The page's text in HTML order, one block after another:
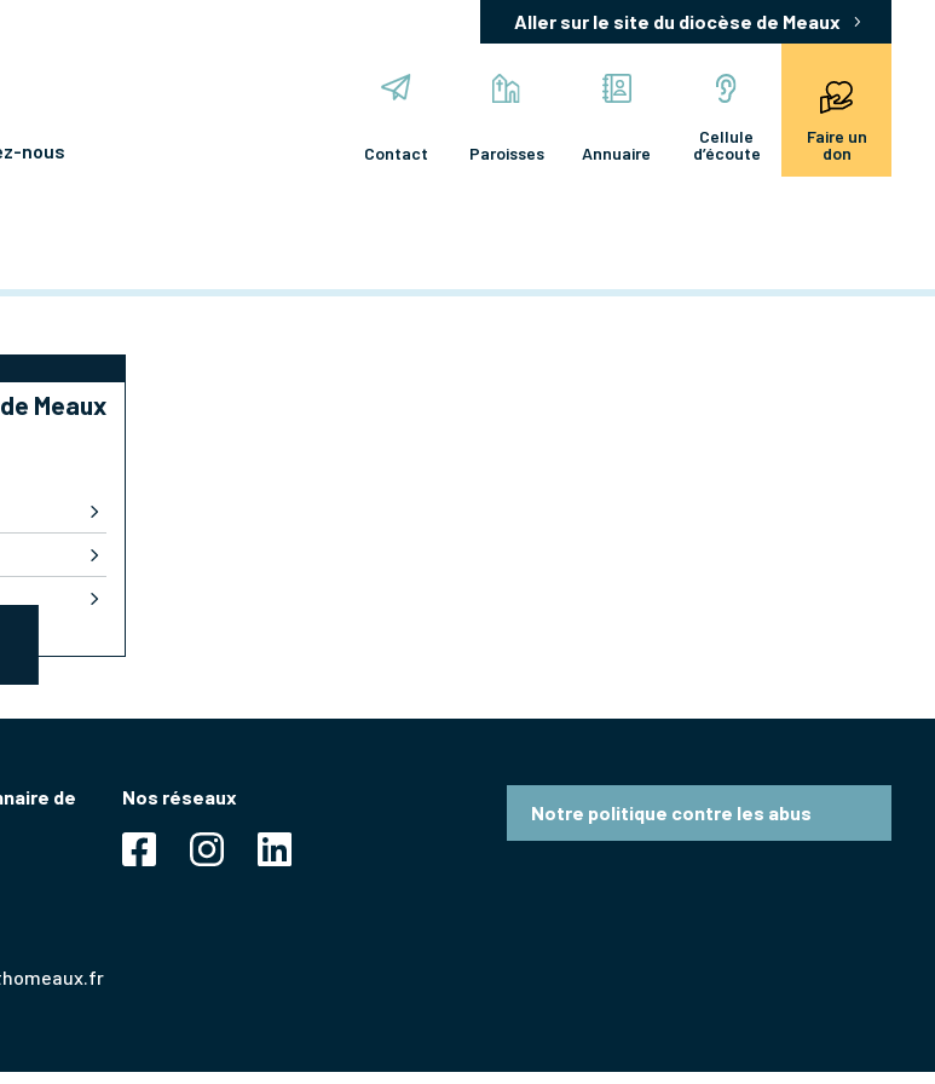
Aller sur le site du diocèse de Meaux
nous Contact Paroisses Annuaire
Cellule
d’écoute
Faire un
don
Meaux
de
Nos réseaux
Notre politique contre les abus